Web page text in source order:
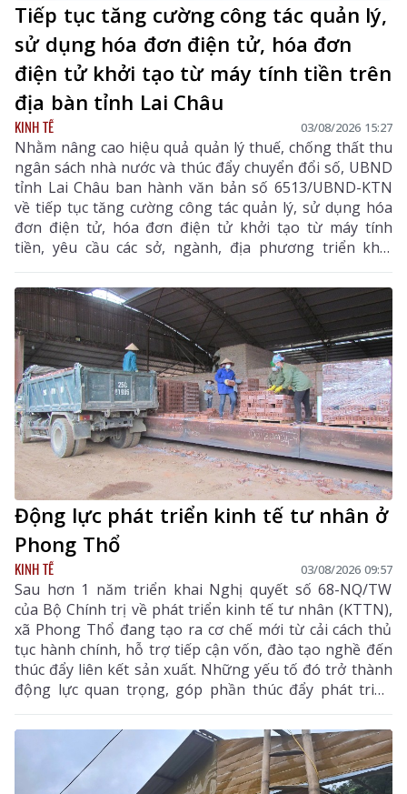
Tiếp tục tăng cường công tác quản lý,
sử dụng hóa đơn điện tử, hóa đơn
điện tử khởi tạo từ máy tính tiền trên
địa bàn tỉnh Lai Châu
KINH TẾ 03/08/2026 15:27
Nhằm nâng cao hiệu quả quản lý thuế, chống thất thu
ngân sách nhà nước và thúc đẩy chuyển đổi số, UBND
tỉnh Lai Châu ban hành văn bản số 6513/UBND-KTN
về tiếp tục tăng cường công tác quản lý, sử dụng hóa
đơn điện tử, hóa đơn điện tử khởi tạo từ máy tính
tiền, yêu cầu các sở, ngành, địa phương triển khai
đồng bộ các giải pháp nhằm nâng cao hiệu quả quản
lý thuế, chống thất thu ngân sách và thúc đẩy chuyển
đổi số trên địa bàn tỉnh.
Động lực phát triển kinh tế tư nhân ở
Phong Thổ
KINH TẾ 03/08/2026 09:57
Sau hơn 1 năm triển khai Nghị quyết số 68-NQ/TW
của Bộ Chính trị về phát triển kinh tế tư nhân (KTTN),
xã Phong Thổ đang tạo ra cơ chế mới từ cải cách thủ
tục hành chính, hỗ trợ tiếp cận vốn, đào tạo nghề đến
thúc đẩy liên kết sản xuất. Những yếu tố đó trở thành
động lực quan trọng, góp phần thúc đẩy phát triển
kinh tế - xã hội của vùng đất biên cương, từng bước
khẳng định rõ nét vai trò của KTTN.